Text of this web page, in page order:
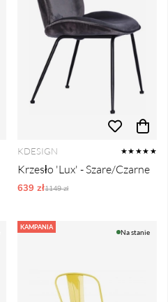
KDESIGN ★★★★★
Krzesło 'Lux' - Szare/Czarne
639 złOrdynarne ceny:
1149 zł
KAMPANIA
Na stanie